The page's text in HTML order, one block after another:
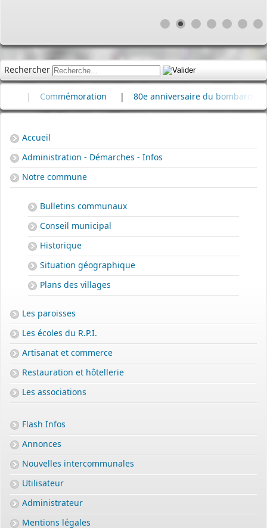
Rechercher
Commémoration | 80e anniversaire du bombardement
Accueil
Administration - Démarches - Infos
Notre commune
Bulletins communaux
Conseil municipal
Historique
Situation géographique
Plans des villages
Les paroisses
Les écoles du R.P.I.
Artisanat et commerce
Restauration et hôtellerie
Les associations
Flash Infos
Annonces
Nouvelles intercommunales
Utilisateur
Administrateur
Mentions légales
PERMIS DE CONSTRUIRE- DECLARATION PREALABLE
dorénavant en ligne
Depuis le 3 janvier 2022, vous pouvez profiter de lasaisine par